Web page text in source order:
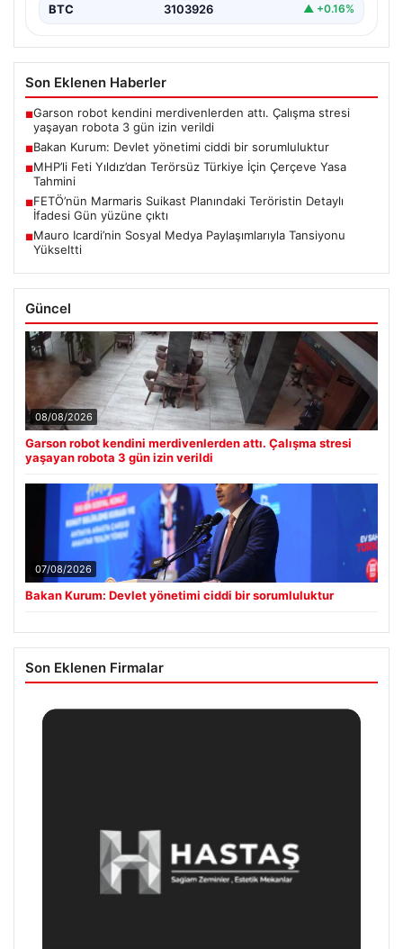
BTC 3103926 ▲ +0.16%
Son Eklenen Haberler
■Garson robot kendini merdivenlerden attı. Çalışma stresi
yaşayan robota 3 gün izin verildi
■Bakan Kurum: Devlet yönetimi ciddi bir sorumluluktur
■MHP’li Feti Yıldız’dan Terörsüz Türkiye İçin Çerçeve Yasa
Tahmini
■FETÖ’nün Marmaris Suikast Planındaki Teröristin Detaylı
İfadesi Gün yüzüne çıktı
■Mauro Icardi’nin Sosyal Medya Paylaşımlarıyla Tansiyonu
Yükseltti
Güncel
08/08/2026
Garson robot kendini merdivenlerden attı. Çalışma stresi
yaşayan robota 3 gün izin verildi
07/08/2026
Bakan Kurum: Devlet yönetimi ciddi bir sorumluluktur
Son Eklenen Firmalar